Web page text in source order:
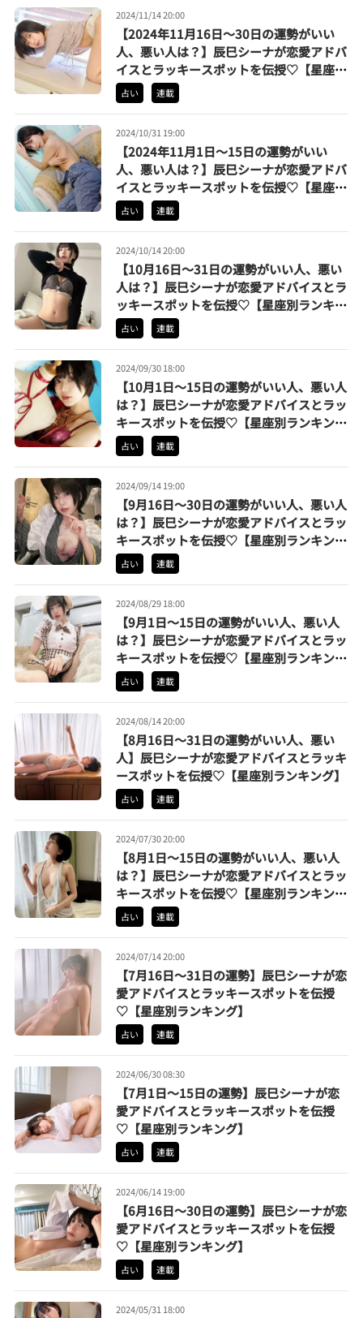
2024/11/14 20:00
【2024年11月16日〜30日の運勢がいい
人、悪い人は？】辰巳シーナが恋愛アドバ
イスとラッキースポットを伝授♡【星座別
ランキング】
占い 連載
2024/10/31 19:00
【2024年11月1日〜15日の運勢がいい
人、悪い人は？】辰巳シーナが恋愛アドバ
イスとラッキースポットを伝授♡【星座別
ランキング】
占い 連載
2024/10/14 20:00
【10月16日〜31日の運勢がいい人、悪い
人は？】辰巳シーナが恋愛アドバイスとラ
ッキースポットを伝授♡【星座別ランキン
グ】
占い 連載
2024/09/30 18:00
【10月1日〜15日の運勢がいい人、悪い人
は？】辰巳シーナが恋愛アドバイスとラッ
キースポットを伝授♡【星座別ランキン
グ】
占い 連載
2024/09/14 19:00
【9月16日〜30日の運勢がいい人、悪い人
は？】辰巳シーナが恋愛アドバイスとラッ
キースポットを伝授♡【星座別ランキン
グ】
占い 連載
2024/08/29 18:00
【9月1日〜15日の運勢がいい人、悪い人
は？】辰巳シーナが恋愛アドバイスとラッ
キースポットを伝授♡【星座別ランキン
グ】
占い 連載
2024/08/14 20:00
【8月16日〜31日の運勢がいい人、悪い
人】辰巳シーナが恋愛アドバイスとラッキ
ースポットを伝授♡【星座別ランキング】
占い 連載
2024/07/30 20:00
【8月1日〜15日の運勢がいい人、悪い人
は？】辰巳シーナが恋愛アドバイスとラッ
キースポットを伝授♡【星座別ランキン
グ】
占い 連載
2024/07/14 20:00
【7月16日〜31日の運勢】辰巳シーナが恋
愛アドバイスとラッキースポットを伝授
♡【星座別ランキング】
占い 連載
2024/06/30 08:30
【7月1日〜15日の運勢】辰巳シーナが恋
愛アドバイスとラッキースポットを伝授
♡【星座別ランキング】
占い 連載
2024/06/14 19:00
【6月16日〜30日の運勢】辰巳シーナが恋
愛アドバイスとラッキースポットを伝授
♡【星座別ランキング】
占い 連載
2024/05/31 18:00